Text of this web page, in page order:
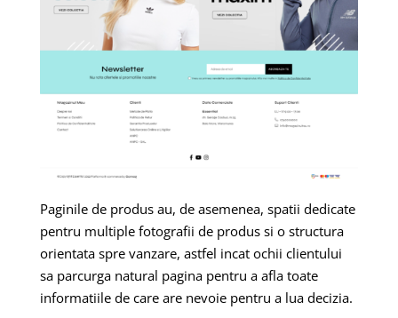
Paginile de produs au, de asemenea, spatii dedicate
pentru multiple fotografii de produs si o structura
orientata spre vanzare, astfel incat ochii clientului
sa parcurga natural pagina pentru a afla toate
informatiile de care are nevoie pentru a lua decizia.